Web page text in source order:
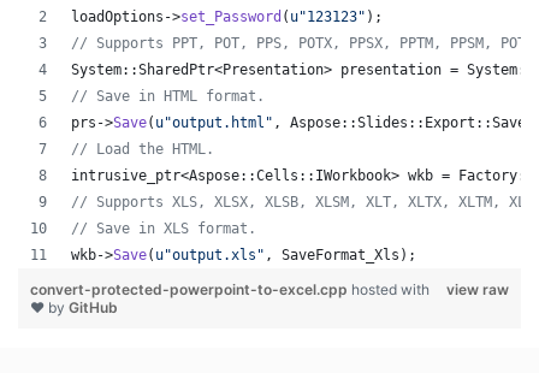
loadOptions->set_Password ( u"123123" );
// Supports PPT, POT, PPS, POTX, PPSX, PPTM, PPSM,
System::SharedPtr<Presentation> presentation =
// Save in HTML format.
prs->Save( u"output.html " ,
// Load the HTML.
intrusive_ptr<Aspose::Cells::IWorkbook> wkb =
// Supports XLS, XLSX, XLSB, XLSM, XLT, XLTX, XLTM,
// Save in XLS format.
wkb->Save( u"output.xls " , SaveFormat_Xls);
view raw
convert-protected-powerpoint-to-excel.cpp hosted with
❤ by GitHub